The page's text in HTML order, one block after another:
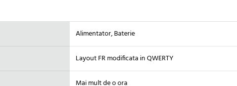
Alimentator, Baterie
Layout FR modificata in QWERTY
Mai mult de o ora